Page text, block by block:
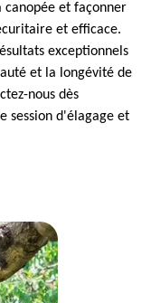
et façonner
et efficace.
exceptionnels
et la longévité de
nous dès
session d'élagage et